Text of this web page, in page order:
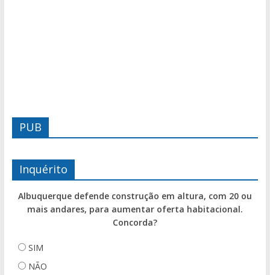
PUB
Inquérito
Albuquerque defende construção em altura, com 20 ou
mais andares, para aumentar oferta habitacional.
Concorda?
SIM
NÃO